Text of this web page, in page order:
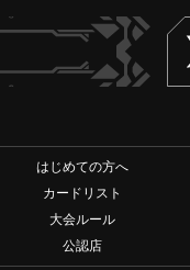
はじめての方へ
カードリスト
大会ルール
公認店